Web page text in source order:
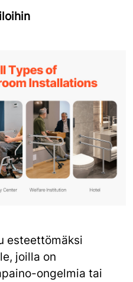
esteettömäksi
joilla on
ongelmia tai